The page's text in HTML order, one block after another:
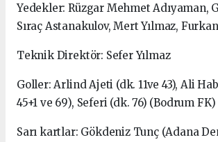
Yedekler: Rüzgar Mehmet Adıyaman,
Sıraç Astanakulov, Mert Yılmaz,
Teknik Direktör: Sefer Yılmaz
Goller: Arlind Ajeti (dk. 11ve 43), Ali
45+1 ve 69), Seferi (dk. 76) (Bodrum FK)
Sarı kartlar: Gökdeniz Tunç (Adana